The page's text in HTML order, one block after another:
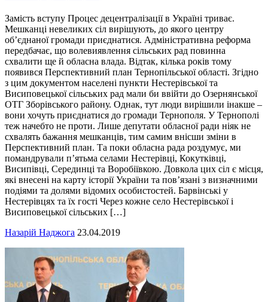
Замість вступу Процес децентралізації в Україні триває.
Мешканці невеликих сіл вирішують, до якого центру
об’єднаної громади приєднатися. Адміністративна реформа
передбачає, що волевиявлення сільських рад повинна
схвалити ще й обласна влада. Відтак, кілька років тому
появився Перспективний план Тернопільської області. Згідно
з цим документом населені пункти Нестерівської та
Висиповецької сільських рад мали би ввійти до Озернянської
ОТГ Зборівського району. Однак, тут люди вирішили інакше –
вони хочуть приєднатися до громади Тернополя. У Тернополі
теж начебто не проти. Лише депутати обласної ради ніяк не
схвалять бажання мешканців, тим самим внісши зміни в
Перспективний план. Та поки обласна рада роздумує, ми
помандрували п’ятьма селами Нестерівці, Кокутківці,
Висипівці, Серединці та Воробіївкою. Довкола цих сіл є місця,
які внесені на карту історії України та пов’язані з визначними
подіями та долями відомих особистостей. Барвінські у
Нестерівцях та їх гості Через кожне село Нестерівської і
Висиповецької сільських […]
Назарій Наджога 23.04.2019